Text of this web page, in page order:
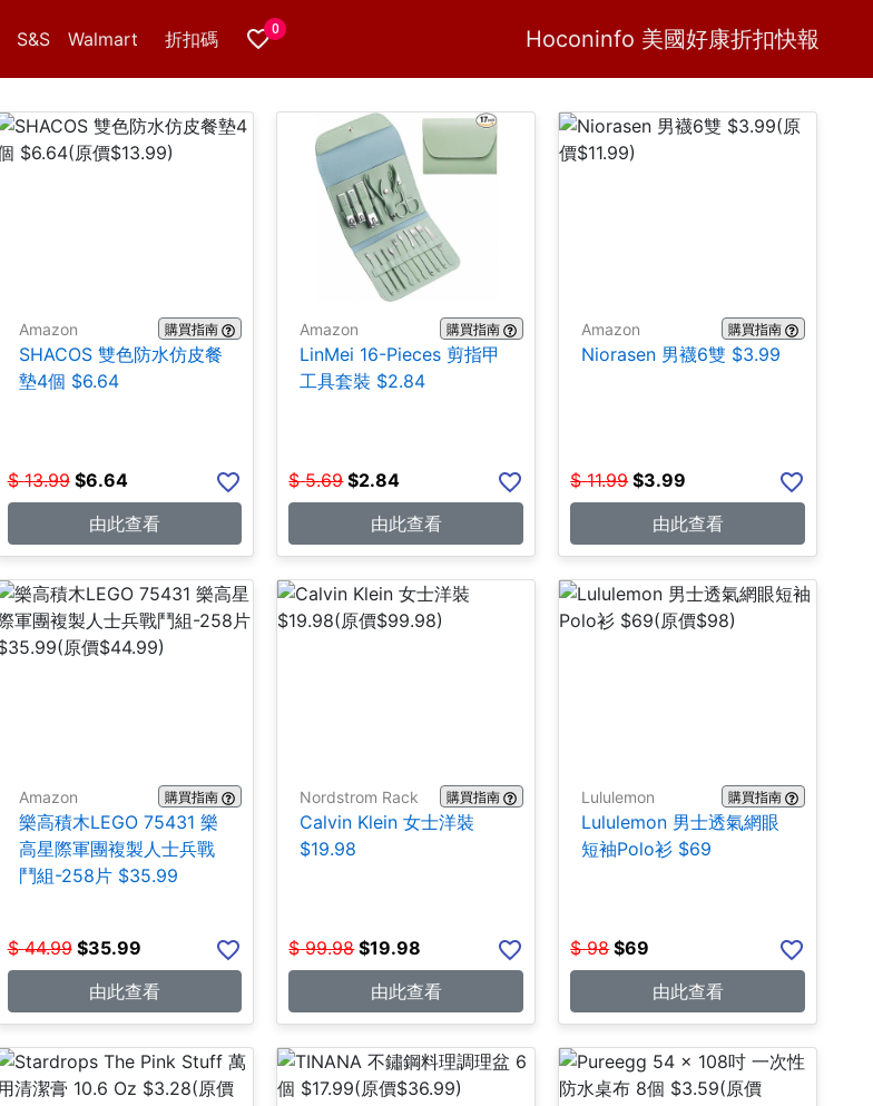
S&S Walmart 折扣碼 0 Hoconinfo 美國好康折扣快報
H Home
Amazon 購買指南
SHACOS 雙色防水仿皮餐
墊4個 $6.64
$ 13.99 $6.64
由此查看
Amazon 購買指南
LinMei 16-Pieces 剪指甲
工具套裝 $2.84
$ 5.69 $2.84
由此查看
Amazon 購買指南
Niorasen 男襪6雙 $3.99
$ 11.99 $3.99
由此查看
Amazon 購買指南
樂高積木LEGO 75431 樂
高星際軍團複製人士兵戰
鬥組-258片 $35.99
$ 44.99 $35.99
由此查看
Nordstrom Rack 購買指南
Calvin Klein 女士洋裝
$19.98
$ 99.98 $19.98
由此查看
Lululemon 購買指南
Lululemon 男士透氣網眼
短袖Polo衫 $69
$ 98 $69
由此查看